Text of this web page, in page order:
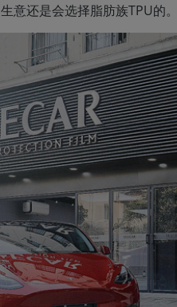
意还是会选择脂肪族TPU的。